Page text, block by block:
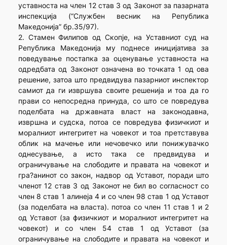
уставноста на член 12 став 3 од Законот за пазарната
инспекција (“Службен весник на Република
Македонија” бр.35/97).
2. Стамен Филипов од Скопје, на Уставниот суд на
Република Македонија му поднесе иницијатива за
поведување постапка за оценување уставноста на
одредбата од Законот означена во точката 1 од ова
решение, затоа што предвидува пазарниот инспектор
самиот да ги извршува своите решенија и тоа да го
прави со непосредна принуда, со што се повредува
поделбата на државната власт на законодавна,
извршна и судска, потоа се повредува физичкиот и
моралниот интегритет на човекот и тоа претставува
облик на мачење или нечовечко или понижувачко
однесување, а исто така се предвидува и
ограничување на слободите и правата на човекот и
гра?анинот со закон, надвор од Уставот, поради што
членот 12 став 3 од Законот не бил во согласност со
член 8 став 1 алинеја 4 и со член 98 став 1 од Уставот
(за поделбата на власта). потоа со член 11 став 1 и 2
од Уставот (за физичкиот и моралниот интегритет на
човекот) и со член 54 став 1 од Уставот (за
ограничување на слободите и правата на човекот и